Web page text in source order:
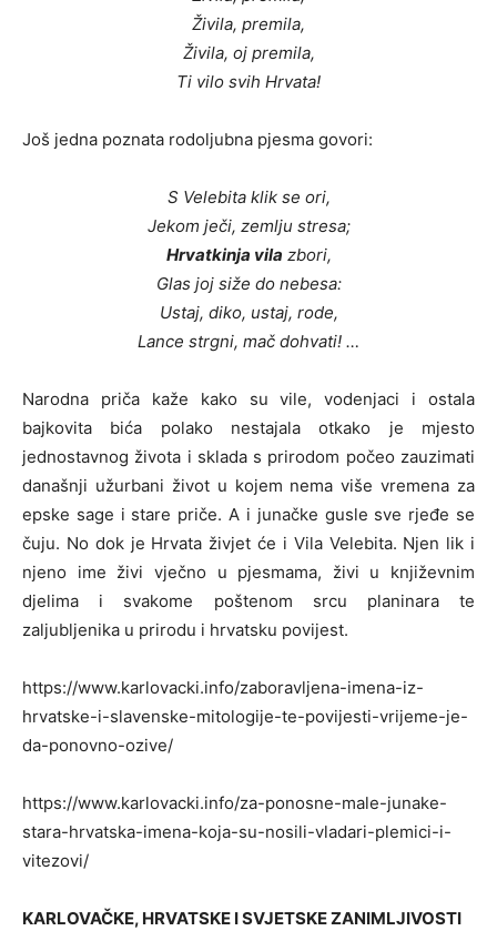
Živila, premila,
Živila, oj premila,
Ti vilo svih Hrvata!
Još jedna poznata rodoljubna pjesma govori:
S Velebita klik se ori,
Jekom ječi, zemlju stresa;
Hrvatkinja vila zbori,
Glas joj siže do nebesa:
Ustaj, diko, ustaj, rode,
Lance strgni, mač dohvati! …
Narodna priča kaže kako su vile, vodenjaci i ostala
bajkovita bića polako nestajala otkako je mjesto
jednostavnog života i sklada s prirodom počeo zauzimati
današnji užurbani život u kojem nema više vremena za
epske sage i stare priče. A i junačke gusle sve rjeđe se
čuju. No dok je Hrvata živjet će i Vila Velebita. Njen lik i
njeno ime živi vječno u pjesmama, živi u književnim
djelima i svakome poštenom srcu planinara te
zaljubljenika u prirodu i hrvatsku povijest.
https://www.karlovacki.info/zaboravljena-imena-iz-
hrvatske-i-slavenske-mitologije-te-povijesti-vrijeme-je-
da-ponovno-ozive/
https://www.karlovacki.info/za-ponosne-male-junake-
stara-hrvatska-imena-koja-su-nosili-vladari-plemici-i-
vitezovi/
KARLOVAČKE, HRVATSKE I SVJETSKE ZANIMLJIVOSTI